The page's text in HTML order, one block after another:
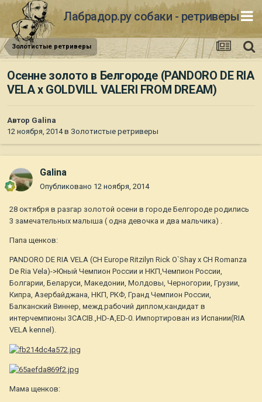
Лабрадор.ру собаки - ретриверы
Золотистые ретриверы
Осенне золото в Белгороде (PANDORO DE RIA
VELA x GOLDVILL VALERI FROM DREAM)
Автор Galina
12 ноября, 2014в Золотистые ретриверы
Galina
Опубликовано 12 ноября, 2014
28 октября в разгар золотой осени в городе Белгороде родились
3 замечательных малыша ( одна девочка и два мальчика) .
Папа щенков:
PANDORO DE RIA VELA (CH Europe Ritzilyn Rick O`Shay x CH Romanza
De Ria Vela)->Юный Чемпион России и НКП,Чемпион России,
Болгарии, Беларуси, Македонии, Молдовы, Черногории, Грузии,
Кипра, Азербайджана, НКП, РКФ, Гранд Чемпион России,
Балканский Виннер, межд.рабочий диплом,кандидат в
интерчемпионы 3CACIB.,HD-A,ED-0. Импортирован из Испании(RIA
VELA kennel).
Мама щенков: